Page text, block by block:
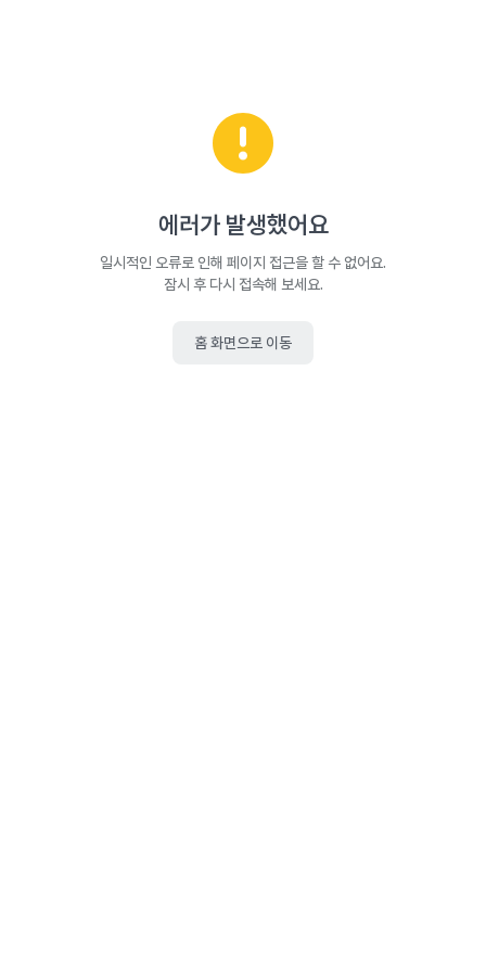
에러가 발생했어요
일시적인 오류로 인해 페이지 접근을 할 수 없어요.
잠시 후 다시 접속해 보세요.
홈 화면으로 이동